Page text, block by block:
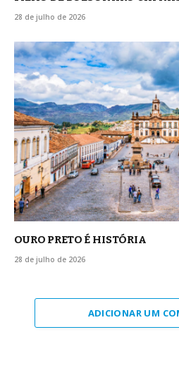
28 de julho de 2026
OURO PRETO É HISTÓRIA
28 de julho de 2026
ADICIONAR UM